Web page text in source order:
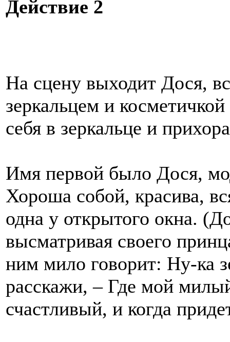
Действие 2
На сцену выходит Дося,
зеркальцем и
себя в зеркальце и
Имя первой было Дося,
Хороша собой, красива,
одна у открытого окна.
высматривая своего
ним мило говорит: Ну-ка
расскажи, – Где мой
счастливый, и когда